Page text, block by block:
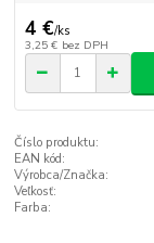
4 €/ks
3,25 € bez DPH
Číslo produktu:
EAN kód:
Výrobca/Značka:
Veľkosť:
Farba: